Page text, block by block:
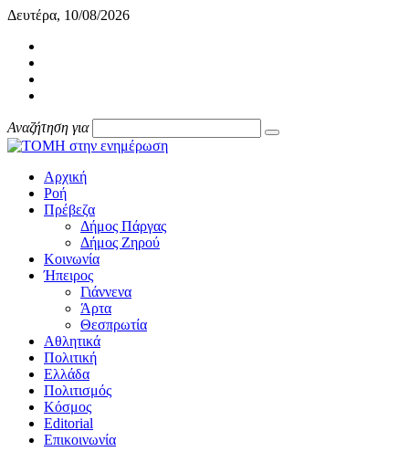
Δευτέρα, 10/08/2026
Αναζήτηση για
Αρχική
Ροή
Πρέβεζα
Δήμος Πάργας
Δήμος Ζηρού
Κοινωνία
Ήπειρος
Γιάννενα
Άρτα
Θεσπρωτία
Αθλητικά
Πολιτική
Ελλάδα
Πολιτισμός
Κόσμος
Editorial
Επικοινωνία